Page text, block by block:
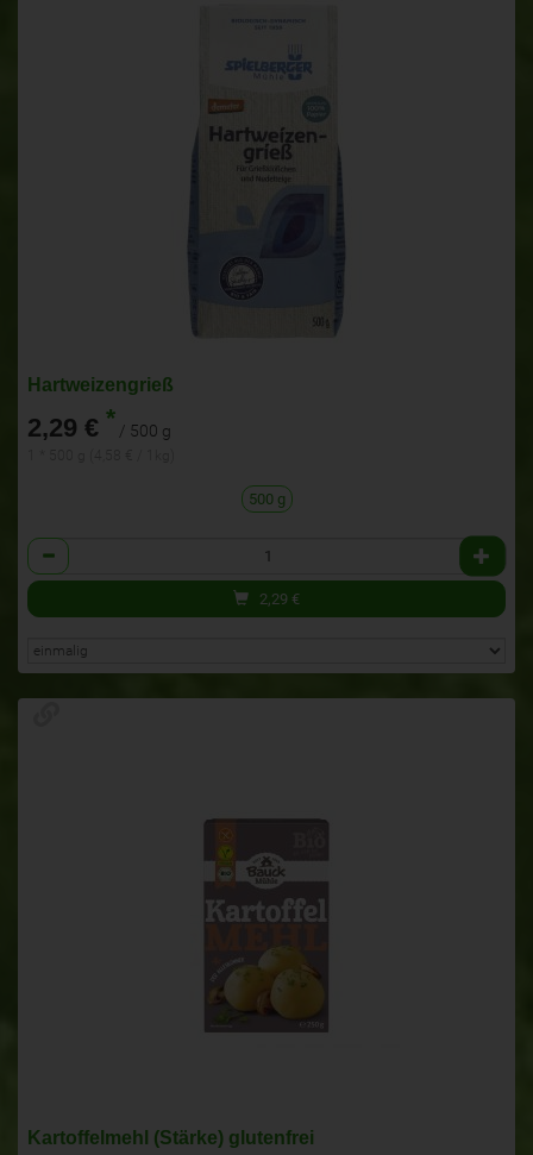
Hartweizengrieß
2,29 € * / 500 g
500 g
Anzahl
2,29 €
Kartoffelmehl (Stärke) glutenfrei